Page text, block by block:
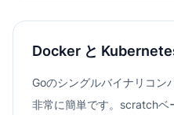
Docker と
Goのシングルバイナリコン
非常に簡単です。scratchベ